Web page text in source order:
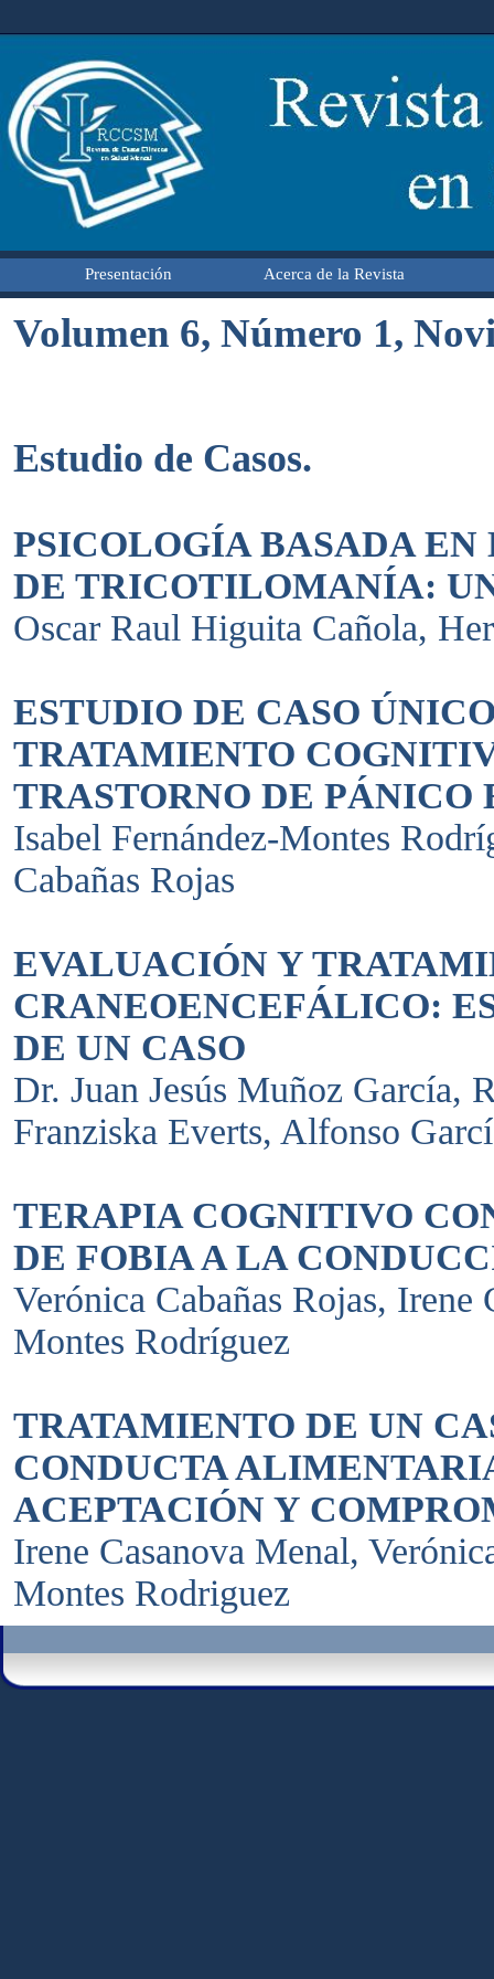
Presentación Acerca de la Revista
Volumen 6, Número 1,
Estudio de Casos.
PSICOLOGÍA BASADA
DE TRICOTILOMANÍA:
Oscar Raul Higuita Cañola,
ESTUDIO DE CASO
TRATAMIENTO
TRASTORNO DE PÁNICO
Isabel Fernández-Montes
Cabañas Rojas
EVALUACIÓN Y
CRANEOENCEFÁLICO:
DE UN CASO
Dr. Juan Jesús Muñoz García,
Franziska Everts, Alfonso
TERAPIA COGNITIVO
DE FOBIA A LA
Verónica Cabañas Rojas, Irene
Montes Rodríguez
TRATAMIENTO DE UN
CONDUCTA
ACEPTACIÓN Y
Irene Casanova Menal,
Montes Rodriguez